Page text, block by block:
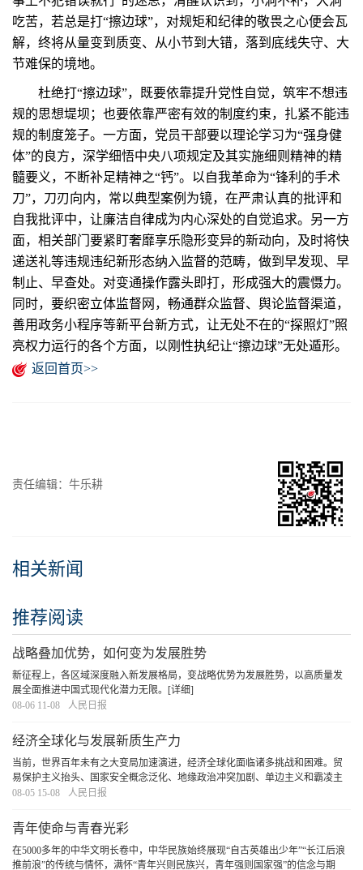
吃苦，若总是打“擦边球”，对规矩和纪律的敬畏之心便会瓦
解，终将从量变到质变、从小节到大错，落到底线失守、大
节难保的境地。
杜绝打“擦边球”，既要依靠提升党性自觉，筑牢不想违
规的思想堤坝；也要依靠严密有效的制度约束，扎紧不能违
规的制度笼子。一方面，党员干部要以理论学习为“强身健
体”的良方，深学细悟中央八项规定及其实施细则精神的精
髓要义，不断补足精神之“钙”。以自我革命为“锋利的手术
刀”，刀刃向内，常以典型案例为镜，在严肃认真的批评和
自我批评中，让廉洁自律成为内心深处的自觉追求。另一方
面，相关部门要紧盯奢靡享乐隐形变异的新动向，及时将快
递送礼等违规违纪新形态纳入监督的范畴，做到早发现、早
制止、早查处。对变通操作露头即打，形成强大的震慑力。
同时，要织密立体监督网，畅通群众监督、舆论监督渠道，
善用政务小程序等新平台新方式，让无处不在的“探照灯”照
亮权力运行的各个方面，以刚性执纪让“擦边球”无处遁形。
返回首页>>
责任编辑：牛乐耕
相关新闻
推荐阅读
战略叠加优势，如何变为发展胜势
新征程上，各区域深度融入新发展格局，变战略优势为发展胜势，以高质量发
展全面推进中国式现代化潜力无限。 [详细]
08-06 11-08
人民日报
经济全球化与发展新质生产力
当前，世界百年未有之大变局加速演进，经济全球化面临诸多挑战和困难。贸
易保护主义抬头、国家安全概念泛化、地缘政治冲突加剧、单边主义和霸凌主
义增多，加剧了全球政治经济格局的不确定性，也直接或间接抑制了经济全球
08-05 15-08 人民日报
青年使命与青春光彩
在5000多年的中华文明长卷中，中华民族始终展现“自古英雄出少年”“长江后浪
推前浪”的传统与情怀，满怀“青年兴则民族兴，青年强则国家强”的信念与期